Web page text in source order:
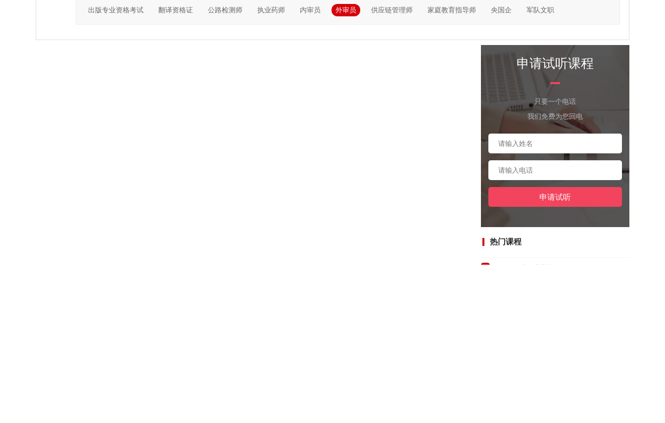
出版专业资格考试
翻译资格证 公路检测师 执业药师 内审员 外审员 供应链管理师 家庭教育指导师 央国企 军队文职
申请试听课程
只要一个电话
我们免费为您回电
申请试听
热门课程
1